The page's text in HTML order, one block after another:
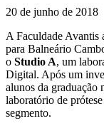
20 de junho de 2018
A Faculdade Avantis
para Balneário
o Studio A, um
Digital. Após um
alunos da graduação
laboratório de
segmento.